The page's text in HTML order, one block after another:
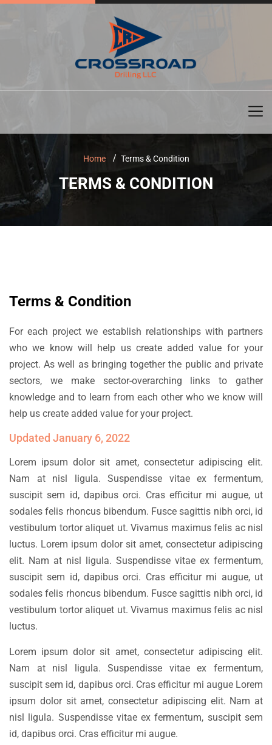
Home Terms & Condition
TERMS & CONDITION
Terms & Condition
For each project we establish relationships with partners
who we know will help us create added value for your
project. As well as bringing together the public and private
sectors, we make sector-overarching links to gather
knowledge and to learn from each other who we know will
help us create added value for your project.
Updated January 6, 2022
Lorem ipsum dolor sit amet, consectetur adipiscing elit.
Nam at nisl ligula. Suspendisse vitae ex fermentum,
suscipit sem id, dapibus orci. Cras efficitur mi augue, ut
sodales felis rhoncus bibendum. Fusce sagittis nibh orci, id
vestibulum tortor aliquet ut. Vivamus maximus felis ac nisl
luctus. Lorem ipsum dolor sit amet, consectetur adipiscing
elit. Nam at nisl ligula. Suspendisse vitae ex fermentum,
suscipit sem id, dapibus orci. Cras efficitur mi augue, ut
sodales felis rhoncus bibendum. Fusce sagittis nibh orci, id
vestibulum tortor aliquet ut. Vivamus maximus felis ac nisl
luctus.
Lorem ipsum dolor sit amet, consectetur adipiscing elit.
Nam at nisl ligula. Suspendisse vitae ex fermentum,
suscipit sem id, dapibus orci. Cras efficitur mi augue Lorem
ipsum dolor sit amet, consectetur adipiscing elit. Nam at
nisl ligula. Suspendisse vitae ex fermentum, suscipit sem
id, dapibus orci. Cras efficitur mi augue.